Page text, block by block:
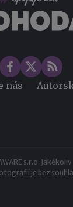
nás
s.r.o.
je bez